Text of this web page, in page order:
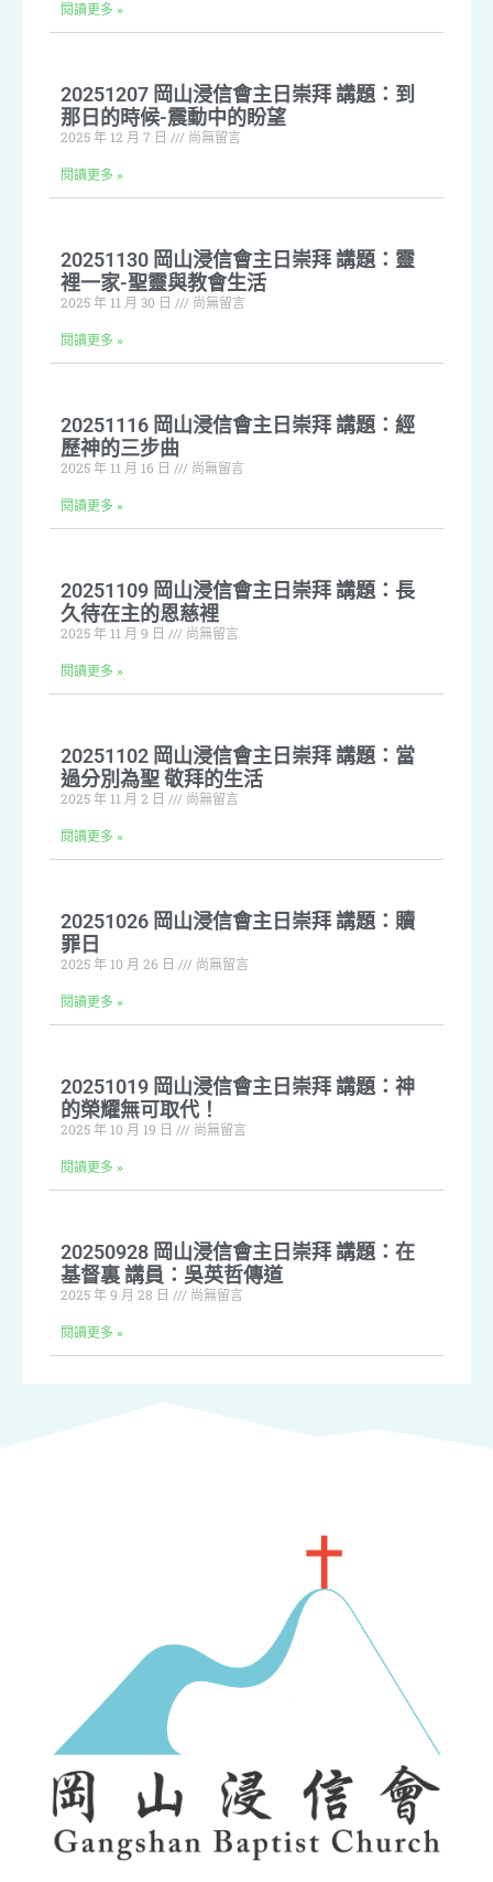
閱讀更多 »
20251207 岡山浸信會主日崇拜 講題：到
那日的時候-震動中的盼望
2025 年 12 月 7 日 尚無留言
閱讀更多 »
20251130 岡山浸信會主日崇拜 講題：靈
裡一家-聖靈與教會生活
2025 年 11 月 30 日 尚無留言
閱讀更多 »
20251116 岡山浸信會主日崇拜 講題：經
歷神的三步曲
2025 年 11 月 16 日 尚無留言
閱讀更多 »
20251109 岡山浸信會主日崇拜 講題：長
久待在主的恩慈裡
2025 年 11 月 9 日 尚無留言
閱讀更多 »
20251102 岡山浸信會主日崇拜 講題：當
過分別為聖 敬拜的生活
2025 年 11 月 2 日 尚無留言
閱讀更多 »
20251026 岡山浸信會主日崇拜 講題：贖
罪日
2025 年 10 月 26 日 尚無留言
閱讀更多 »
20251019 岡山浸信會主日崇拜 講題：神
的榮耀無可取代！
2025 年 10 月 19 日 尚無留言
閱讀更多 »
20250928 岡山浸信會主日崇拜 講題：在
基督裏 講員：吳英哲傳道
2025 年 9 月 28 日 尚無留言
閱讀更多 »